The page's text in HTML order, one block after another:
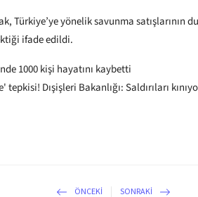
Türkiye’ye yönelik savunma satışlarının
ifade edildi.
1000 kişi hayatını kaybetti
Dışişleri Bakanlığı: Saldırıları
ÖNCEKI SONRAKI